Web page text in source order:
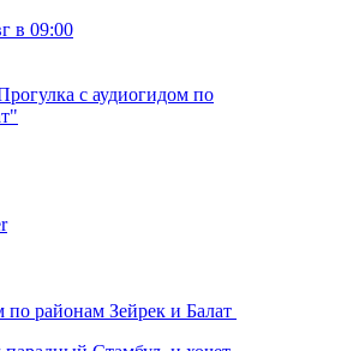
в 09:00
по районам Зейрек и Балат